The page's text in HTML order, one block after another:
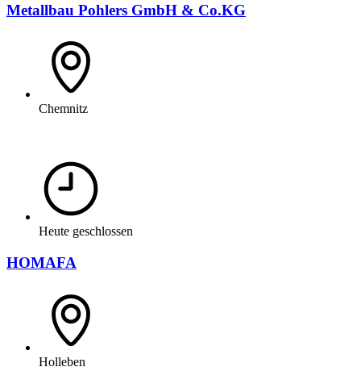
Metallbau Pohlers GmbH & Co.KG
Chemnitz
Heute geschlossen
HOMAFA
Holleben